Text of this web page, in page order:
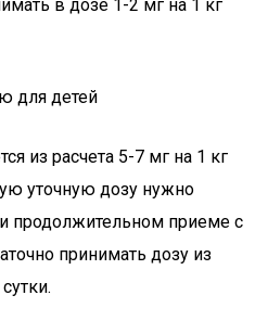
в дозе 1-2 мг на 1 кг
для детей
из расчета 5-7 мг на 1 кг
уточную дозу нужно
продолжительном приеме с
принимать дозу из